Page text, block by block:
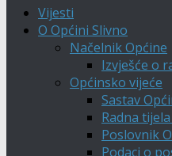
Vijesti
O Općini Slivno
Načelnik Općine
Izvješće o
Općinsko vijeće
Sastav
Radna
Poslovnik
Podaci o